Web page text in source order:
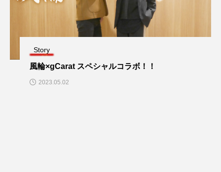
Story
風輪×gCarat スペシャルコラボ！！
2023.05.02